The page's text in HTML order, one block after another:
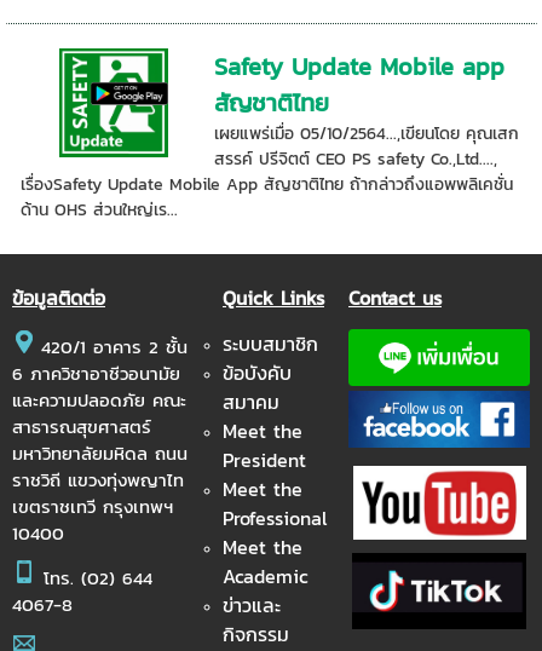
Safety Update Mobile app
สัญชาติไทย
เผยแพร่เมื่อ 05/10/2564...,เขียนโดย คุณเสก
สรรค์ ปรีจิตต์ CEO PS safety Co.,Ltd....,
เรื่องSafety Update Mobile App สัญชาติไทย ถ้ากล่าวถึงแอพพลิเคชั่น
ด้าน OHS ส่วนใหญ่เร...
ข้อมูลติดต่อ
420/1 อาคาร 2 ชั้น
6 ภาควิชาอาชีวอนามัย
และความปลอดภัย คณะ
สาธารณสุขศาสตร์
มหาวิทยาลัยมหิดล ถนน
ราชวิถี แขวงทุ่งพญาไท
เขตราชเทวี กรุงเทพฯ
10400
โทร. (02) 644
4067-8
Quick Links
ระบบสมาชิก
ข้อบังคับ
สมาคม
Meet the
President
Meet the
Professional
Meet the
Academic
ข่าวและ
กิจกรรม
Contact us